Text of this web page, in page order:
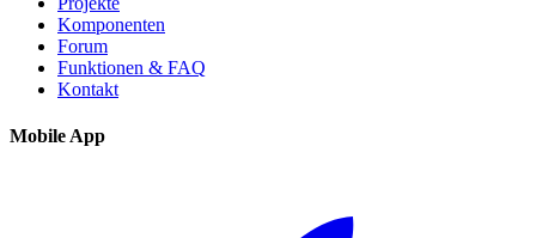
Komponenten
Forum
Funktionen & FAQ
Kontakt
Mobile App